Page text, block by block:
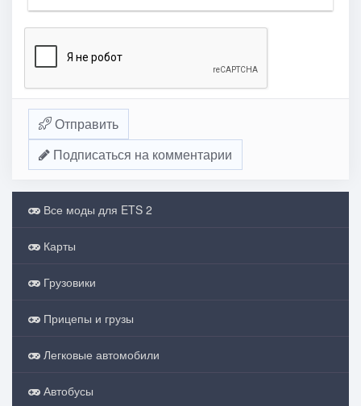
Отправить
Подписаться на комментарии
Все моды для ETS 2
Карты
Грузовики
Прицепы и грузы
Легковые автомобили
Автобусы